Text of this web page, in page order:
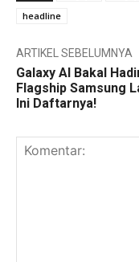
headline
ARTIKEL SEBELUMNYA
Galaxy AI Bakal
Flagship Samsung
Ini Daftarnya!